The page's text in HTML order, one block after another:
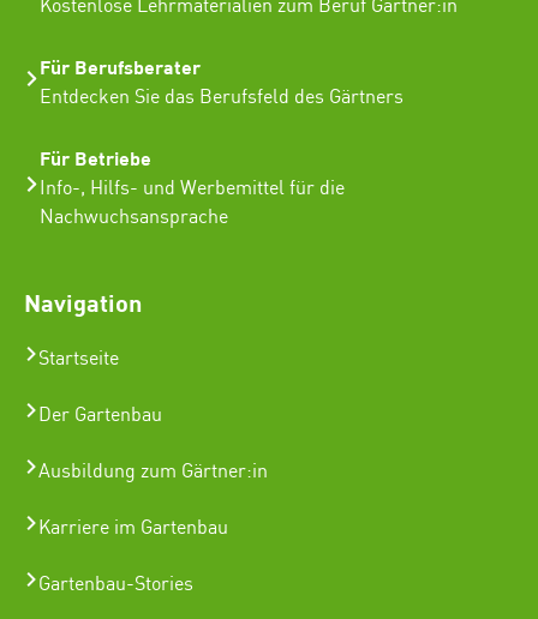
Kostenlose Lehrmaterialien zum Beruf Gärtner:in
Für Berufsberater
Entdecken Sie das Berufsfeld des Gärtners
Für Betriebe
Info-, Hilfs- und Werbemittel für die
Nachwuchsansprache
Navigation
Startseite
Der Gartenbau
Ausbildung zum Gärtner:in
Karriere im Gartenbau
Gartenbau-Stories